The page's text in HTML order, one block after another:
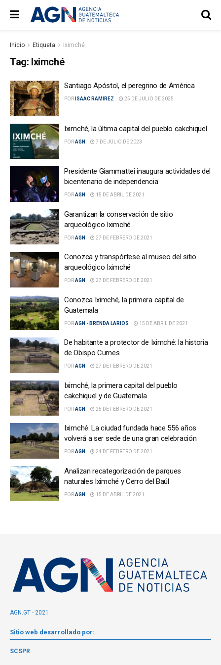
Inicio Etiqueta Iximché
Tag: Iximché
Santiago Apóstol, el peregrino de América
POR ISAAC RAMIREZ 25 DE JULIO DE 2025
Iximché, la última capital del pueblo cakchiquel
PORAGN 7 DE JULIO DE 2023
Presidente Giammattei inaugura actividades del
bicentenario de independencia
PORAGN 15 DE ABRIL DE 2021
Garantizan la conservación de sitio
arqueológico Iximché
PORAGN 27 DE FEBRERO DE 2021
Conozca y transpórtese al museo del sitio
arqueológico Iximché
PORAGN 27 DE FEBRERO DE 2021
Conozca Iximché, la primera capital de
Guatemala
PORAGN - BRENDA LARIOS 15 DE ABRIL DE 2021
De habitante a protector de Iximché: la historia
de Obispo Cumes
PORAGN 27 DE FEBRERO DE 2021
Iximché, la primera capital del pueblo
cakchiquel y de Guatemala
PORAGN 25 DE FEBRERO DE 2021
Iximché: La ciudad fundada hace 556 años
volverá a ser sede de una gran celebración
PORAGN 24 DE FEBRERO DE 2021
Analizan recategorización de parques
naturales Iximché y Cerro del Baúl
PORAGN 15 DE ABRIL DE 2021
AGN.GT - 2021
Sitio web desarrollado por:
SCSPR